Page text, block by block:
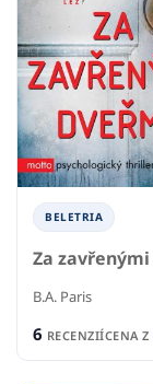
BELETRIA
Za
B.A. Paris
6 RECENZIÍCENA Z